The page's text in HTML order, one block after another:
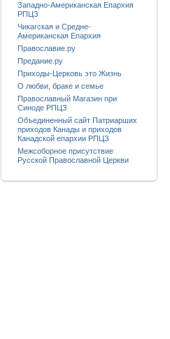
Западно-Американская Епархия
РПЦЗ
Чикагская и Средне-
Американская Епархия
Православие.ру
Предание.ру
Приходы-Церковь это Жизнь
О любви, браке и семье
Православный Магазин при
Синоде РПЦЗ
Объединенный сайт Патриарших
приходов Канады и приходов
Канадской епархии РПЦЗ
Межсоборное присутствие
Русской Православной Церкви